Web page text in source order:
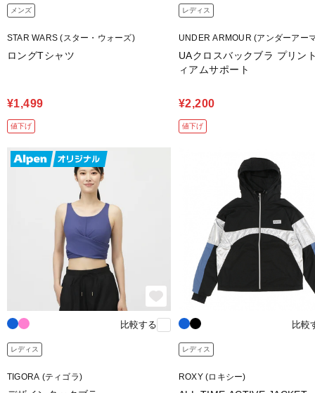
メンズ
STAR WARS (スター・ウォーズ)
ロングTシャツ
¥1,499
値下げ
レディス
UNDER ARMOUR (アンダーアー
UAクロスバックブラ プリン
ィアムサポート
¥2,200
値下げ
比較する
レディス
TIGORA (ティゴラ)
比較
レディス
ROXY (ロキシー)